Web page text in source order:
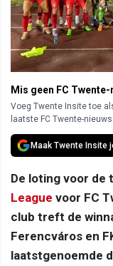
Mis geen FC
Voeg Twente Insite toe
laatste FC Twente-nieuws.
Maak Twente Insite
De loting voor de
League voor FC
club treft de
Ferencváros en
laatstgenoemde